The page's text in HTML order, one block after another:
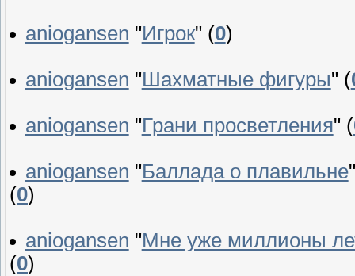
aniogansen "Игрок" (0)
aniogansen "Шахматные фигуры" (
aniogansen "Грани просветления" (
aniogansen "Баллада о плавильне"
(0)
aniogansen "Мне уже миллионы
(0)